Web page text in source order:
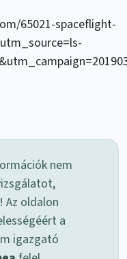
65021-spaceflight-
nem
Az oldalon
a
igazgató